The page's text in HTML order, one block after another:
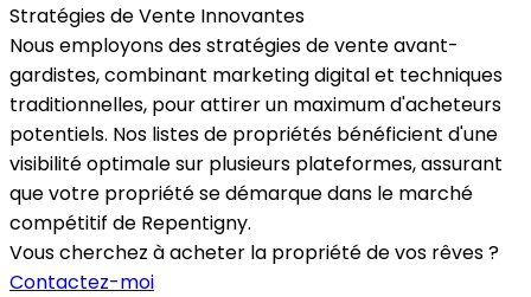
Stratégies de Vente Innovantes
Nous employons des stratégies de vente avant-
gardistes, combinant marketing digital et techniques
traditionnelles, pour attirer un maximum d'acheteurs
potentiels. Nos listes de propriétés bénéficient d'une
visibilité optimale sur plusieurs plateformes, assurant
que votre propriété se démarque dans le marché
compétitif de Repentigny.
Vous cherchez à acheter la propriété de vos rêves ?
Contactez-moi